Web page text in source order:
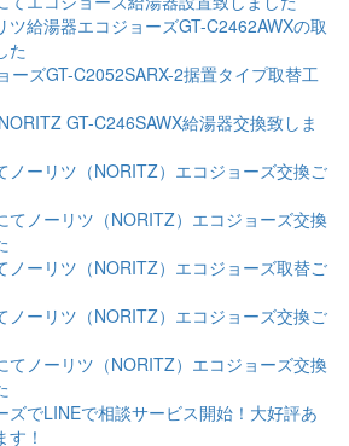
ツ給湯器エコジョーズGT-C2462AWXの取
た
ーズGT-C2052SARX-2据置タイプ取替工
GT-C246SAWX給湯器交換致しま
ノーリツ（NORITZ）エコジョーズ交換ご
てノーリツ（NORITZ）エコジョーズ交換
ノーリツ（NORITZ）エコジョーズ取替ご
ノーリツ（NORITZ）エコジョーズ交換ご
てノーリツ（NORITZ）エコジョーズ交換
ズでLINEで相談サービス開始！大好評あ
す！